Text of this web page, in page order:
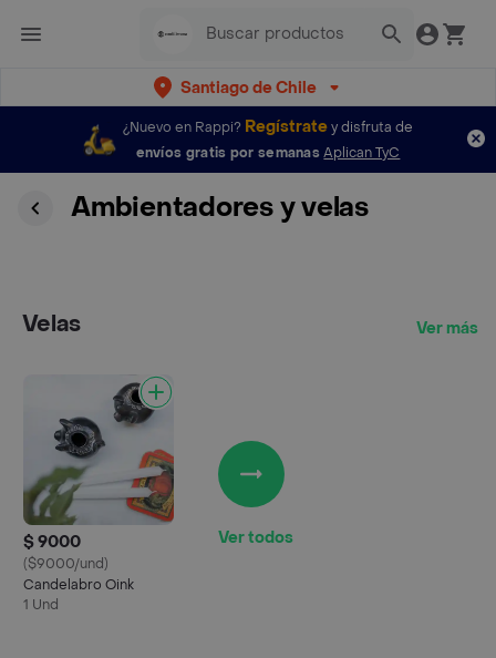
Santiago de Chile
¿Nuevo en Rappi? Regístratey disfruta de
envíos gratis por semanas Aplican TyC
Ambientadores y velas
Velas Ver más
$ 9000
($9000/und)
Candelabro Oink
1 Und
Ver todos